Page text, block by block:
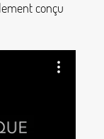
conçu